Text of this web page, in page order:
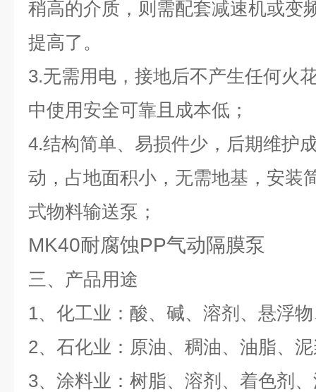
稍高的介质，则需配套减速机或变
提高了。
3.无需用电，接地后不产生任何火
中使用安全可靠且成本低；
4.结构简单、易损件少，后期维护
动，占地面积小，无需地基，安装
式物料输送泵；
MK40耐腐蚀PP气动隔膜泵
三、产品用途
1、化工业：酸、碱、溶剂、悬浮
2、石化业：原油、稠油、油脂、
3、涂料业：树脂、溶剂、着色剂